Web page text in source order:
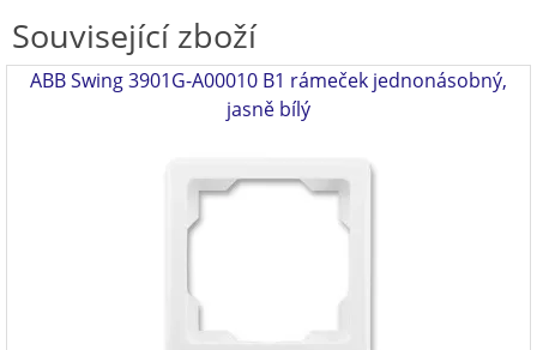
Související zboží
ABB Swing 3901G-A00010 B1 rámeček jednonásobný,
jasně bílý